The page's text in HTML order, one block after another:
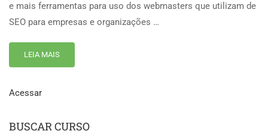
e mais ferramentas para uso dos webmasters que utilizam de
SEO para empresas e organizações …
LEIA MAIS
Acessar
BUSCAR CURSO